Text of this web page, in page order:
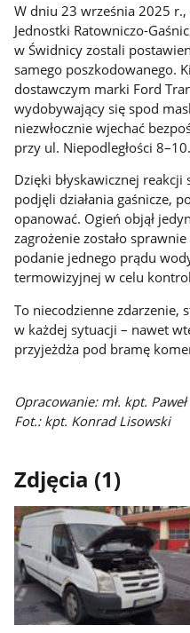
W dniu 23 września 2025
Jednostki Ratowniczo-
w Świdnicy zostali
samego poszkodowanego.
dostawczym marki Ford
wydobywający się spod
niezwłocznie wjechać
przy ul. Niepodległości 8–10.
Dzięki błyskawicznej
podjęli działania gaśnicze,
opanować. Ogień objął
zagrożenie zostało
podanie jednego prądu
termowizyjnej w celu
To niecodzienne zdarzenie,
w każdej sytuacji – nawet
przyjeżdża pod bramę
Opracowanie: mł. kpt. Paweł
Fot.: kpt. Konrad Lisowski
Zdjęcia (1)